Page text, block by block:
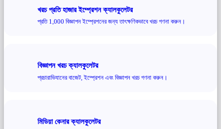
খরচ প্রতি হাজার ইম্প্রেশন ক্যালকুলেটর
প্রতি 1,000 বিজ্ঞাপন ইম্প্রেশনের জন্য তাৎক্ষণিকভাবে খরচ গণনা করুন।
বিজ্ঞাপন খরচ ক্যালকুলেটর
প্রচারাভিযানের বাজেট, ইম্প্রেশন এবং বিজ্ঞাপন খরচ গণনা করুন।
মিডিয়া কেনার ক্যালকুলেটর